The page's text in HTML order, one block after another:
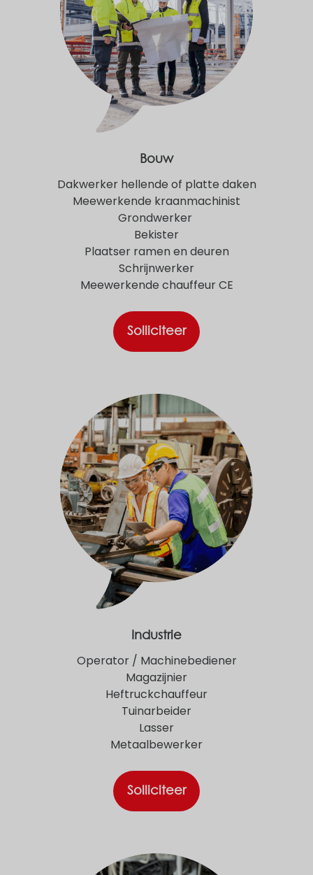
Bouw
Dakwerker hellende of platte daken
Meewerkende kraanmachinist
Grondwerker
Bekister
Plaatser ramen en deuren
Schrijnwerker
Meewerkende chauffeur CE
Solliciteer
Industrie
Operator / Machinebediener
Magazijnier
Heftruckchauffeur
Tuinarbeider
Lasser
Metaalbewerker
Solliciteer